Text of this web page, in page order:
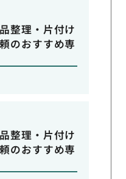
整理・片付け
のおすすめ専
整理・片付け
のおすすめ専